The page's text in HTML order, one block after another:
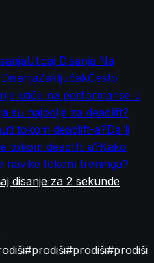
Uticaj Disanja Na
ZaključakČesto
utiče na performanse u
su najbolje za deadlift?
tokom deadlift-a?Da li
tokom deadlift-a?Kako
navike tokom treninga?
disanje za 2 sekunde
#prodiši#prodiši#prodiši